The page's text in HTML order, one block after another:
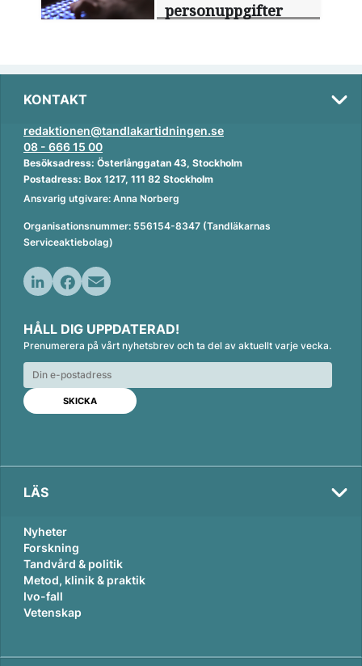
personuppgifter
KONTAKT
redaktionen@tandlakartidningen.se
08 - 666 15 00
Besöksadress: Österlånggatan 43, Stockholm
Postadress: Box 1217, 111 82 Stockholm
Ansvarig utgivare: Anna Norberg
Organisationsnummer: 556154-8347 (Tandläkarnas
Serviceaktiebolag)
n
k
e
d
n
c
e
b
o
o
k
a
i
l
HÅLL DIG UPPDATERAD!
Prenumerera på vårt nyhetsbrev och ta del av aktuellt varje vecka.
LÄS
Nyheter
Forskning
Tandvård & politik
Metod, klinik & praktik
Ivo-fall
Vetenskap